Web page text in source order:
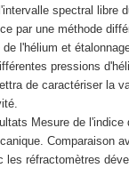
spectral libre
par une méthode
de l'hélium et
pressions
de caractériser la
Mesure de l'indice
Comparaison
les réfractomètres